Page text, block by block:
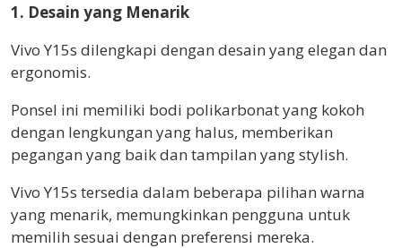
1. Desain yang Menarik
Vivo Y15s dilengkapi dengan desain yang elegan dan
ergonomis.
Ponsel ini memiliki bodi polikarbonat yang kokoh
dengan lengkungan yang halus, memberikan
pegangan yang baik dan tampilan yang stylish.
Vivo Y15s tersedia dalam beberapa pilihan warna
yang menarik, memungkinkan pengguna untuk
memilih sesuai dengan preferensi mereka.